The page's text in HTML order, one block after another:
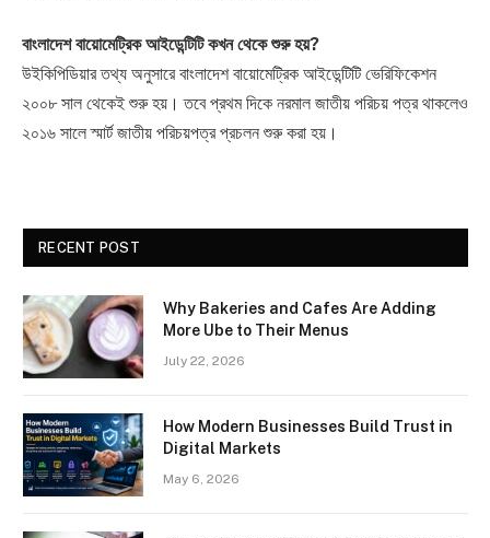
বাংলাদেশ বায়োমেট্রিক আইডেন্টিটি কখন থেকে শুরু হয়?
উইকিপিডিয়ার তথ্য অনুসারে বাংলাদেশ বায়োমেট্রিক আইডেন্টিটি ভেরিফিকেশন
২০০৮ সাল থেকেই শুরু হয়। তবে প্রথম দিকে নরমাল জাতীয় পরিচয় পত্র থাকলেও
২০১৬ সালে স্মার্ট জাতীয় পরিচয়পত্র প্রচলন শুরু করা হয়।
RECENT POST
Why Bakeries and Cafes Are Adding
More Ube to Their Menus
July 22, 2026
How Modern Businesses Build Trust in
Digital Markets
May 6, 2026